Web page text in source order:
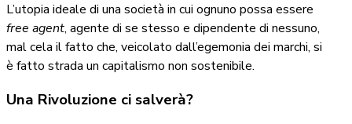
L’utopia ideale di una società in cui ognuno possa essere
free agent, agente di se stesso e dipendente di nessuno,
mal cela il fatto che, veicolato dall’egemonia dei marchi, si
è fatto strada un capitalismo non sostenibile.
Una Rivoluzione ci salverà?